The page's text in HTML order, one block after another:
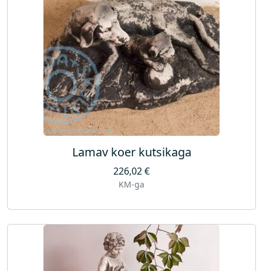
Lamav koer kutsikaga
226,02€
KM-ga